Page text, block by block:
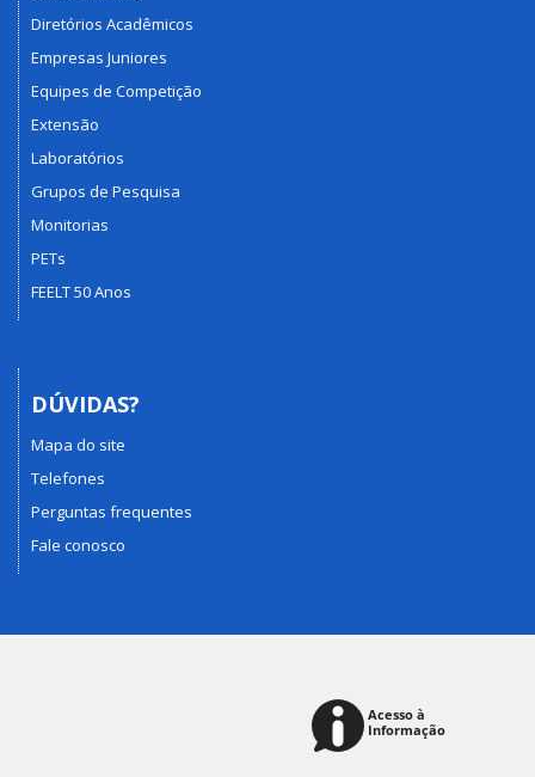
Diretórios Acadêmicos
Empresas Juniores
Equipes de Competição
Extensão
Laboratórios
Grupos de Pesquisa
Monitorias
PETs
FEELT 50 Anos
DÚVIDAS?
Mapa do site
Telefones
Perguntas frequentes
Fale conosco